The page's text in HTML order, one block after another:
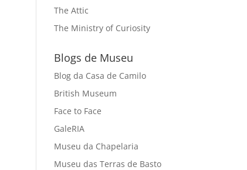
The Attic
The Ministry of Curiosity
Blogs de Museu
Blog da Casa de Camilo
British Museum
Face to Face
GaleRIA
Museu da Chapelaria
Museu das Terras de Basto